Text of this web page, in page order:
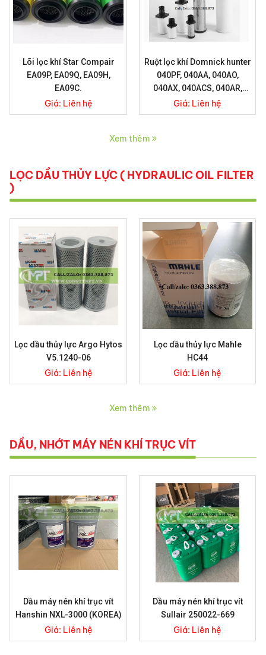
Lõi lọc khí Star Compair
EA09P, EA09Q, EA09H,
EA09C.
Giá: Liên hệ
Ruột lọc khí Domnick hunter
040PF, 040AA, 040AO,
040AX, 040ACS, 040AR,
040AAR.
Giá: Liên hệ
Xem thêm
LỌC DẦU THỦY LỰC ( HYDRAULIC OIL FILTER
)
Lọc dầu thủy lực Argo Hytos
V5.1240-06
Giá: Liên hệ
Lọc dầu thủy lực Mahle
HC44
Giá: Liên hệ
Xem thêm
DẦU, NHỚT MÁY NÉN KHÍ TRỤC VÍT
Dầu máy nén khí trục vít
Hanshin NXL-3000 (KOREA)
Giá: Liên hệ
Dầu máy nén khí trục vít
Sullair 250022-669
Giá: Liên hệ